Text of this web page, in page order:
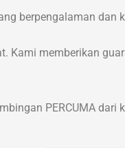
berpengalaman
Kami memberikan
PERCUMA dari